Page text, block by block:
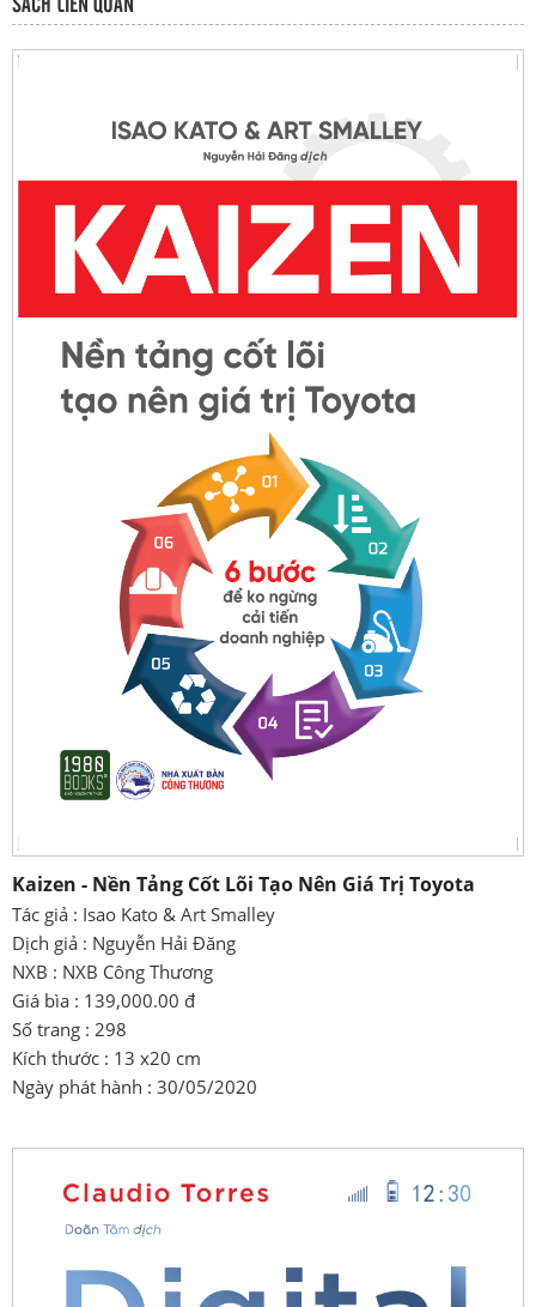
SÁCH LIÊN QUAN
Kaizen - Nền Tảng Cốt Lõi Tạo Nên Giá Trị Toyota
Tác giả : Isao Kato & Art Smalley
Dịch giả : Nguyễn Hải Đăng
NXB : NXB Công Thương
Giá bìa : 139,000.00 đ
Số trang : 298
Kích thước : 13 x20 cm
Ngày phát hành : 30/05/2020